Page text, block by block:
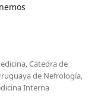
Cátedra de
de Nefrología,
Interna